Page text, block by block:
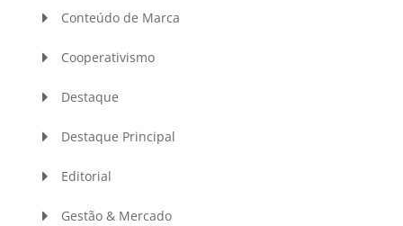
Conteúdo de Marca
Cooperativismo
Destaque
Destaque Principal
Editorial
Gestão & Mercado